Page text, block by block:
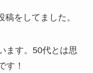
をしてました。
ます。50代とは思
す！